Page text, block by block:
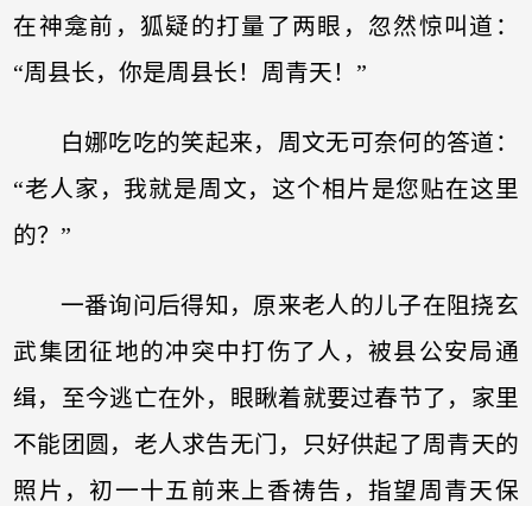
在神龛前，狐疑的打量了两眼，忽然惊叫道：
“周县长，你是周县长！周青天！”
白娜吃吃的笑起来，周文无可奈何的答道：
“老人家，我就是周文，这个相片是您贴在这里
的？”
一番询问后得知，原来老人的儿子在阻挠玄
武集团征地的冲突中打伤了人，被县公安局通
缉，至今逃亡在外，眼瞅着就要过春节了，家里
不能团圆，老人求告无门，只好供起了周青天的
照片，初一十五前来上香祷告，指望周青天保